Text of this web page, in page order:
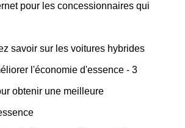
pour les concessionnaires qui
savoir sur les voitures hybrides
l'économie d'essence - 3
obtenir une meilleure